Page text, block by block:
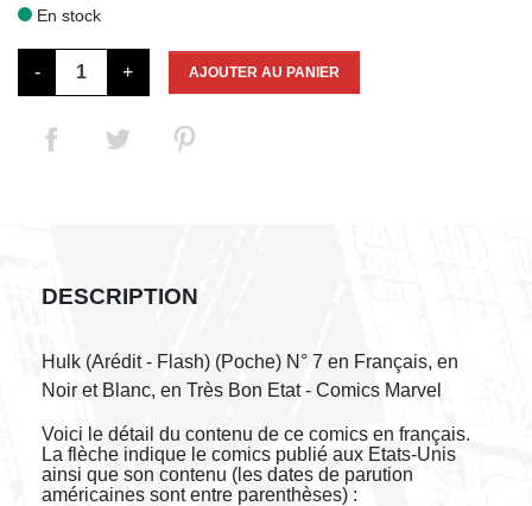
En stock
- + AJOUTER AU PANIER
DESCRIPTION
Hulk (Arédit - Flash) (Poche) N° 7 en Français, en
Noir et Blanc, en Très Bon Etat - Comics Marvel
Voici le détail du contenu de ce comics en français.
La flèche indique le comics publié aux Etats-Unis
ainsi que son contenu (les dates de parution
américaines sont entre parenthèses) :